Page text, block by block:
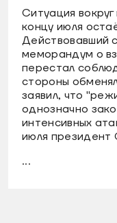
Ситуация
концу июля
Действовавший
меморандум о
перестал
стороны
заявил, что
однозначно
интенсивных
июля
...